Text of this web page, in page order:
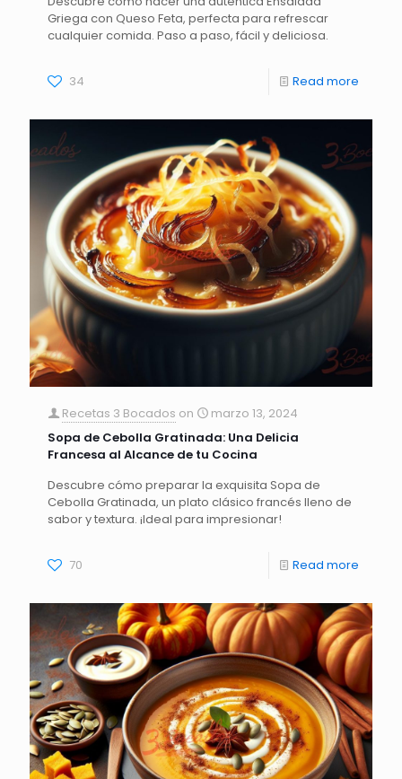
Griega con Queso Feta, perfecta para refrescar
cualquier comida. Paso a paso, fácil y deliciosa.
34 Read more
Recetas 3 Bocados on
marzo 13, 2024
Sopa de Cebolla Gratinada: Una Delicia
Francesa al Alcance de tu Cocina
Descubre cómo preparar la exquisita Sopa de
Cebolla Gratinada, un plato clásico francés lleno de
sabor y textura. ¡Ideal para impresionar!
70 Read more